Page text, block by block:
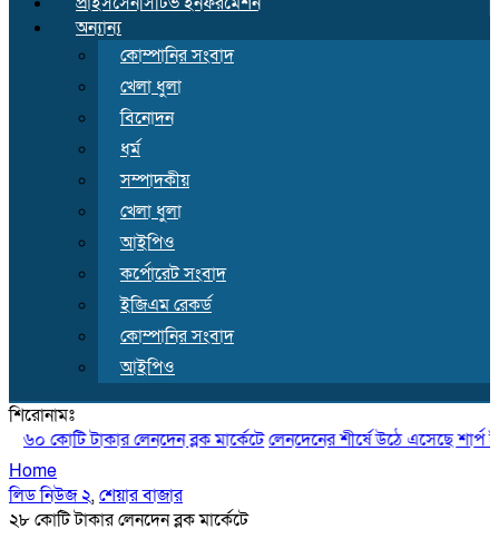
অন্যান্য
কোম্পানির সংবাদ
খেলা ধুলা
বিনোদন
ধর্ম
সম্পাদকীয়
খেলা ধুলা
আইপিও
কর্পোরেট সংবাদ
ইজিএম রেকর্ড
কোম্পানির সংবাদ
আইপিও
শিরোনামঃ
কোটি টাকার লেনদেন ব্লক মার্কেটেলেনদেনের শীর্ষে উঠে এসেছে শার্প
Home
লিড নিউজ ২,শেয়ার বাজার
২৮ কোটি টাকার লেনদেন ব্লক মার্কেটে